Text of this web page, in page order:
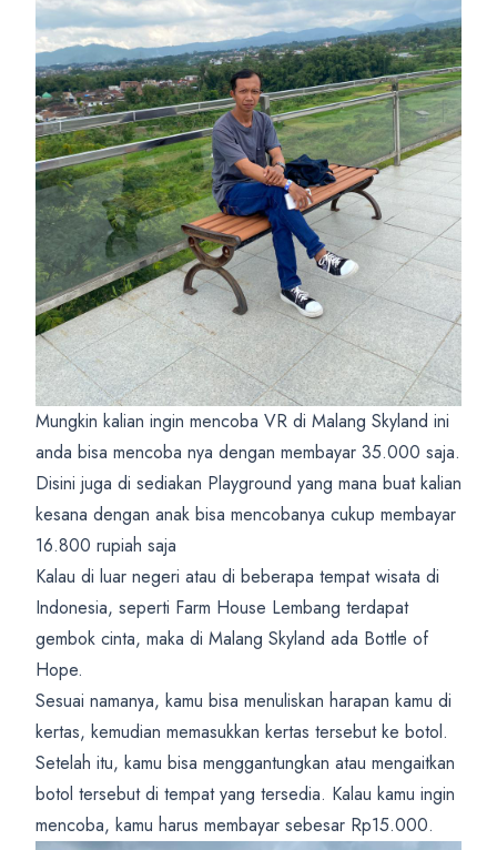
Mungkin kalian ingin mencoba VR di Malang Skyland ini
anda bisa mencoba nya dengan membayar 35.000 saja.
Disini juga di sediakan Playground yang mana buat kalian
kesana dengan anak bisa mencobanya cukup membayar
16.800 rupiah saja
Kalau di luar negeri atau di beberapa tempat wisata di
Indonesia, seperti Farm House Lembang terdapat
gembok cinta, maka di Malang Skyland ada Bottle of
Hope.
Sesuai namanya, kamu bisa menuliskan harapan kamu di
kertas, kemudian memasukkan kertas tersebut ke botol.
Setelah itu, kamu bisa menggantungkan atau mengaitkan
botol tersebut di tempat yang tersedia. Kalau kamu ingin
mencoba, kamu harus membayar sebesar Rp15.000.